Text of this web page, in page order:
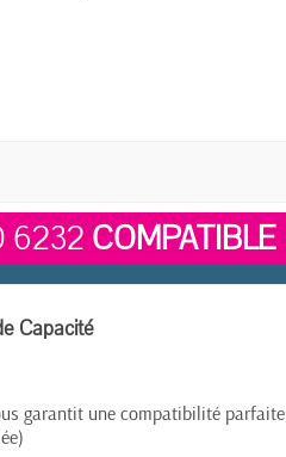
6232 COMPATIBLE
Capacité
garantit une compatibilité parfaite.